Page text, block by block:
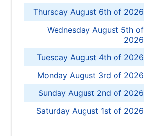
Thursday August 6th of 2026
Wednesday August 5th of
2026
Tuesday August 4th of 2026
Monday August 3rd of 2026
Sunday August 2nd of 2026
Saturday August 1st of 2026